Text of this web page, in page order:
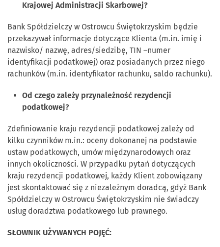
Krajowej Administracji Skarbowej?
Bank Spółdzielczy w Ostrowcu Świętokrzyskim będzie
przekazywał informacje dotyczące Klienta (m.in. imię i
nazwisko/ nazwę, adres/siedzibę, TIN –numer
identyfikacji podatkowej) oraz posiadanych przez niego
rachunków (m.in. identyfikator rachunku, saldo rachunku).
Od czego zależy przynależność rezydencji
podatkowej?
Zdefiniowanie kraju rezydencji podatkowej zależy od
kilku czynników m.in.: oceny dokonanej na podstawie
ustaw podatkowych, umów międzynarodowych oraz
innych okoliczności. W przypadku pytań dotyczących
kraju rezydencji podatkowej, każdy Klient zobowiązany
jest skontaktować się z niezależnym doradcą, gdyż Bank
Spółdzielczy w Ostrowcu Świętokrzyskim nie świadczy
usług doradztwa podatkowego lub prawnego.
SŁOWNIK UŻYWANYCH POJĘĆ: